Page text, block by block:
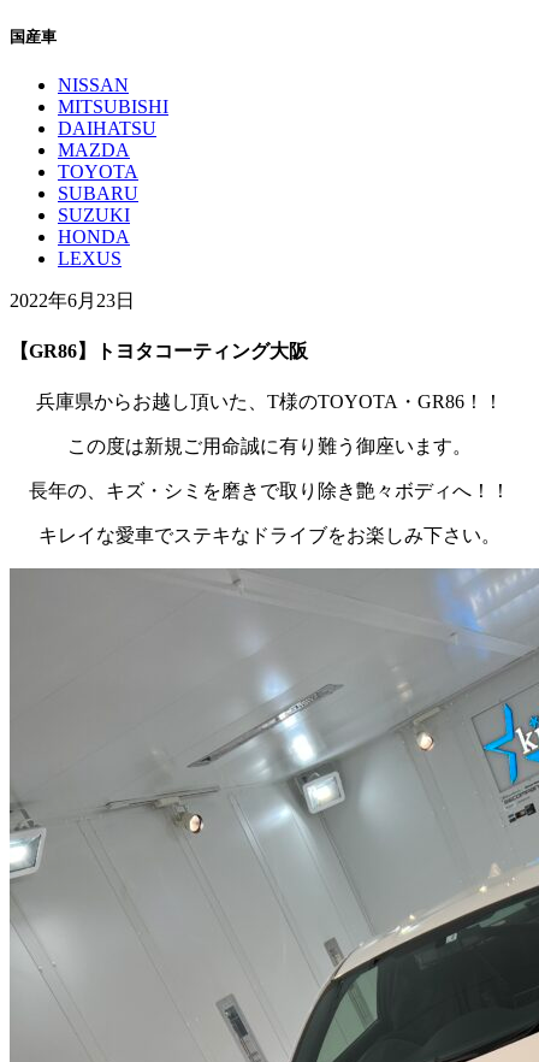
国産車
NISSAN
MITSUBISHI
DAIHATSU
MAZDA
TOYOTA
SUBARU
SUZUKI
HONDA
LEXUS
2022年6月23日
【GR86】トヨタコーティング大阪
兵庫県からお越し頂いた、T様のTOYOTA・GR86！！
この度は新規ご用命誠に有り難う御座います。
長年の、キズ・シミを磨きで取り除き艶々ボディへ！！
キレイな愛車でステキなドライブをお楽しみ下さい。